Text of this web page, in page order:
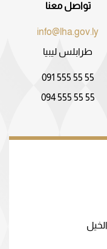
تواصل معنا
info@lha.gov.ly
طرابلس ليبيا
091 555 55 55
094 555 55 55